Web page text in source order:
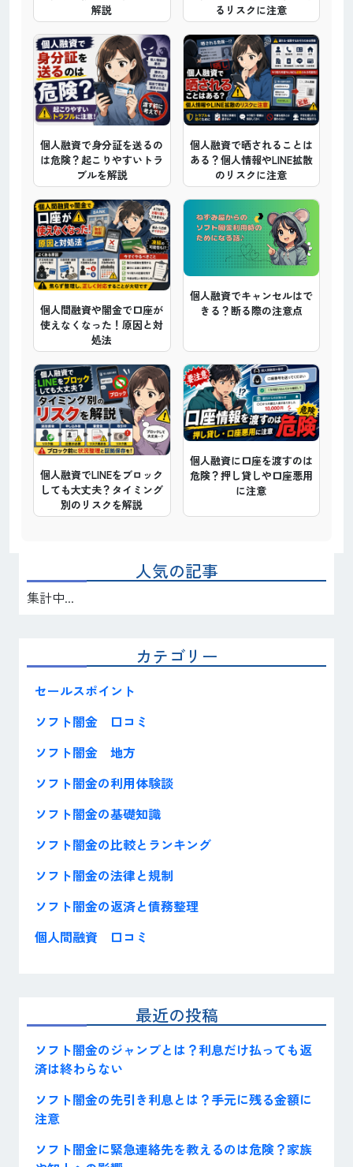
解説
るリスクに注意
個人融資で身分証を送るの
は危険？起こりやすいトラ
ブルを解説
個人融資で晒されることは
ある？個人情報やLINE拡散
のリスクに注意
個人間融資や闇金で口座が
使えなくなった！原因と対
処法
個人融資でキャンセルはで
きる？断る際の注意点
個人融資でLINEをブロック
しても大丈夫？タイミング
別のリスクを解説
個人融資に口座を渡すのは
危険？押し貸しや口座悪用
に注意
人気の記事
集計中...
カテゴリー
セールスポイント
ソフト闇金 口コミ
ソフト闇金 地方
ソフト闇金の利用体験談
ソフト闇金の基礎知識
ソフト闇金の比較とランキング
ソフト闇金の法律と規制
ソフト闇金の返済と債務整理
個人間融資 口コミ
最近の投稿
ソフト闇金のジャンプとは？利息だけ払っても返
済は終わらない
ソフト闇金の先引き利息とは？手元に残る金額に
注意
ソフト闇金に緊急連絡先を教えるのは危険？家族